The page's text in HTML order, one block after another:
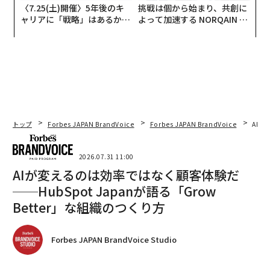
〈7.25(土)開催〉5年後のキ
ャリアに「戦略」はあるか。
挑戦は個から始まり、共創に
よって加速する NORQAIN JA
トップ Forbes JAPAN BrandVoice Forbes JAPAN BrandVoice AIが
2026.07.31 11:00
AIが変えるのは効率ではなく顧客体験だ
──HubSpot Japanが語る「Grow
Better」な組織のつくり方
Forbes JAPAN BrandVoice Studio